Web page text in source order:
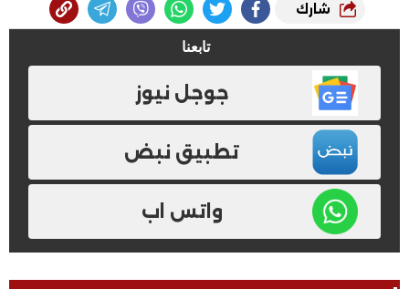
شارك
تابعنا
جوجل نيوز
تطبيق نبض
واتس اب